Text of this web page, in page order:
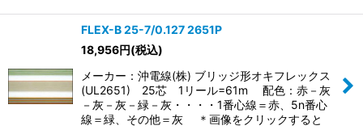
FLEX-B 25-7/0.127 2651P
18,956円(税込)
メーカー：沖電線(株) ブリッジ形オキフレックス
(UL2651) 25芯 1リール=61m 配色：赤－灰
－灰－灰－緑－灰・・・・1番心線＝赤、5n番心
線＝緑、その他＝灰 ＊画像をクリックすると